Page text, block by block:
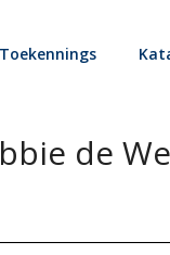
Toekennings
de